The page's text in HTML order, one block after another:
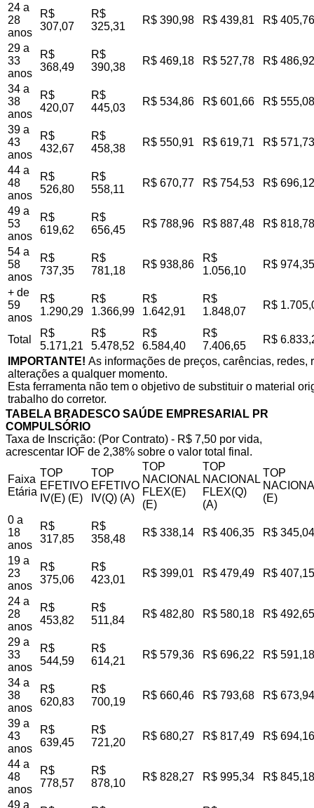
24 a
28
anos
R$
307,07
R$
325,31
R$ 390,98 R$ 439,81 R$ 405,76
29 a
33
anos
R$
368,49
R$
390,38
R$ 469,18 R$ 527,78 R$ 486,92
34 a
38
anos
R$
420,07
R$
445,03
R$ 534,86 R$ 601,66 R$ 555,08
39 a
43
anos
R$
432,67
R$
458,38
R$ 550,91 R$ 619,71 R$ 571,73
44 a
48
anos
R$
526,80
R$
558,11
R$ 670,77 R$ 754,53 R$ 696,12
49 a
53
anos
R$
619,62
R$
656,45
R$ 788,96 R$ 887,48 R$ 818,78
54 a
58
anos
R$
737,35
R$
781,18
R$ 938,86
R$
1.056,10
R$ 974,35
+ de
59
anos
R$
1.290,29
R$
1.366,99
R$
1.642,91
R$
1.848,07
R$
Total
R$
5.171,21
R$
5.478,52
R$
6.584,40
R$
7.406,65
R$
IMPORTANTE! As informações de preços, carências,
alterações a qualquer momento.
Esta ferramenta não tem o objetivo de substituir o material
trabalho do corretor.
TABELA BRADESCO SAÚDE EMPRESARIAL PR
COMPULSÓRIO
Taxa de Inscrição: (Por Contrato) - R$ 7,50 por vida,
acrescentar IOF de 2,38% sobre o valor total final.
Faixa
Etária
TOP
EFETIVO
IV(E) (E)
TOP
EFETIVO
IV(Q) (A)
TOP
NACIONAL
FLEX(E)
(E)
TOP
NACIONAL
FLEX(Q)
(A)
TOP
(E)
0 a
18
anos
R$
317,85
R$
358,48
R$ 338,14 R$ 406,35 R$ 345,04
19 a
23
anos
R$
375,06
R$
423,01
R$ 399,01 R$ 479,49 R$ 407,15
24 a
28
anos
R$
453,82
R$
511,84
R$ 482,80 R$ 580,18 R$ 492,65
29 a
33
anos
R$
544,59
R$
614,21
R$ 579,36 R$ 696,22 R$ 591,18
34 a
38
anos
R$
620,83
R$
700,19
R$ 660,46 R$ 793,68 R$ 673,94
39 a
43
anos
R$
639,45
R$
721,20
R$ 680,27 R$ 817,49 R$ 694,16
44 a
48
anos
R$
778,57
R$
878,10
R$ 828,27 R$ 995,34 R$ 845,18
49 a